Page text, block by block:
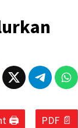
🖨 PDF 📄